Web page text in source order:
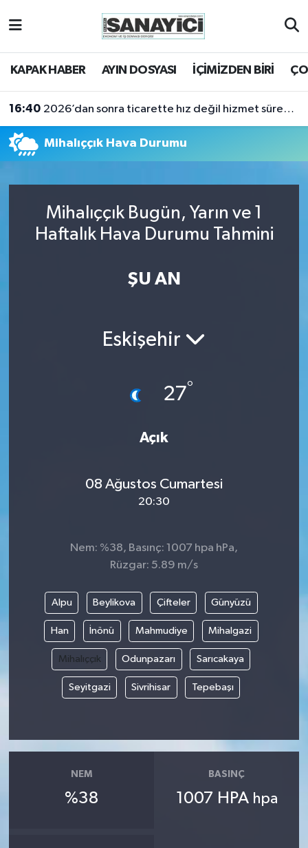
KAPAK HABER AYIN DOSYASI İÇİMİZDEN BİRİ
16:40 2026’dan sonra ticarette hız değil hizmet sürekliliği öne çıkacak
Mihalıççık Hava Durumu
Mihalıççık Bugün, Yarın ve 1
Haftalık Hava Durumu Tahmini
ŞU AN
Eskişehir
27°
Açık
08 Ağustos Cumartesi
20:30
Nem: %38, Basınç: 1007 hpa hPa,
Rüzgar: 5.89 m/s
Alpu Beylikova Çifteler Günyüzü
Han İnönü Mahmudiye Mihalgazi
Mihalıççık Odunpazarı Sarıcakaya
Seyitgazi Sivrihisar Tepebaşı
NEM
%38
BASINÇ
1007 HPA hpa
Tekirdağ Nöbetçi Eczaneler
Tüm Manşetler